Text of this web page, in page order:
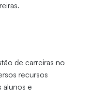
de carreiras no
recursos
alunos e